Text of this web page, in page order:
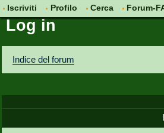
Iscriviti
Profilo Cerca Forum-
Log in
Indice del forum